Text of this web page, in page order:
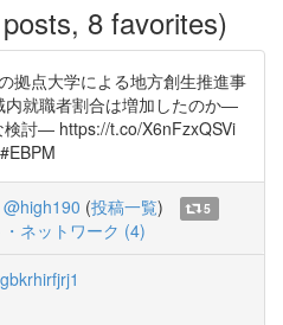
8 favorites)
拠点大学による地方創生推進事
内就職者割合は増加したのか―
検討― https://t.co/X6nFzxQSVi
@high190 (投稿一覧)
5
・ネットワーク (4)